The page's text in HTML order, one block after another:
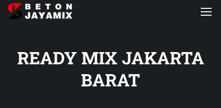
READY MIX JAKARTA
BARAT